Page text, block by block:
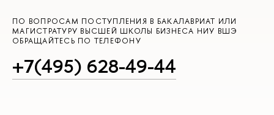
ПО ВОПРОСАМ ПОСТУПЛЕНИЯ В БАКАЛАВРИАТ ИЛИ
МАГИСТРАТУРУ ВЫСШЕЙ ШКОЛЫ БИЗНЕСА НИУ ВШЭ
ОБРАЩАЙТЕСЬ ПО ТЕЛЕФОНУ
+7(495) 628-49-44